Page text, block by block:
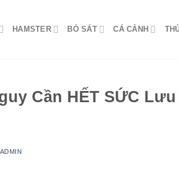
HAMSTER BÒ SÁT CÁ CẢNH
Cần HẾT SỨC Lưu
ADMIN